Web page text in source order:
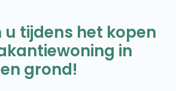
u tijdens het kopen
in
grond!